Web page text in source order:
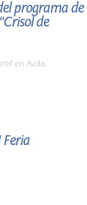
programa de
de
en Avda.